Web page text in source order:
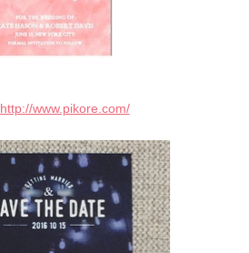
http://www.pikore.com/